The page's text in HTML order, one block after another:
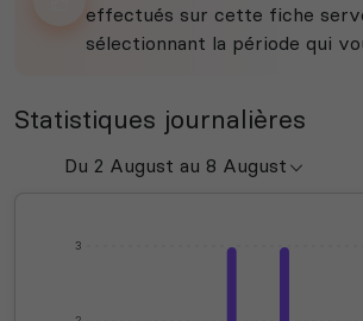
effectués sur cette fiche
sélectionnant la période qui
Statistiques journalières
3